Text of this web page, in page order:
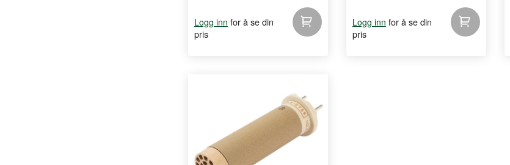
Logg inn for å se din
pris
Logg inn for å se din
pris